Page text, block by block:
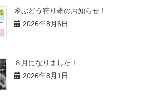
🍇ぶどう狩り🍇のお知らせ！
2026年8月6日
８月になりました！
2026年8月1日